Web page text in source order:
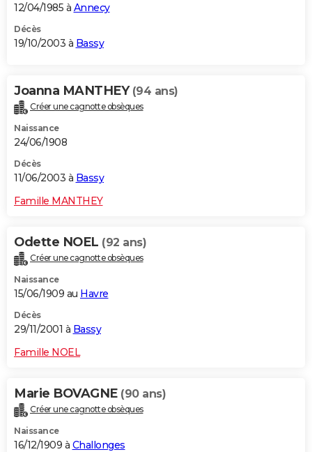
12/04/1985 à Annecy
Décès
19/10/2003 à Bassy
Joanna MANTHEY (94 ans)
Créer une cagnotte obsèques
Naissance
24/06/1908
Décès
11/06/2003 à Bassy
Famille MANTHEY
Odette NOEL (92 ans)
Créer une cagnotte obsèques
Naissance
15/06/1909 au Havre
Décès
29/11/2001 à Bassy
Famille NOEL
Marie BOVAGNE (90 ans)
Créer une cagnotte obsèques
Naissance
16/12/1909 à Challonges